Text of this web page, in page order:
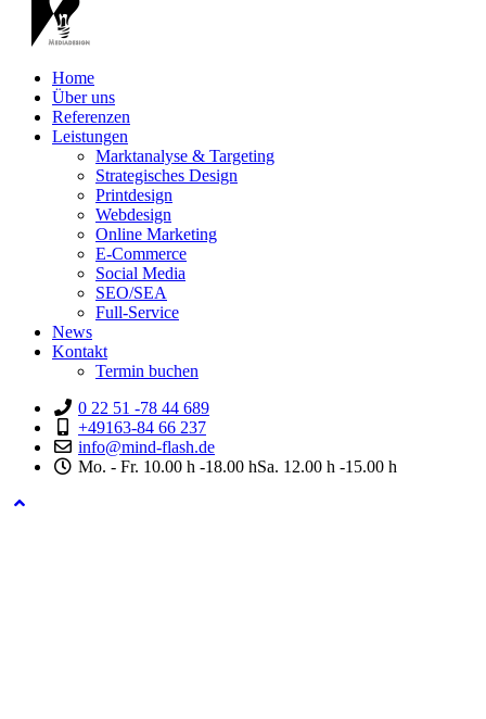
Home
Über uns
Referenzen
Leistungen
Marktanalyse & Targeting
Strategisches Design
Printdesign
Webdesign
Online Marketing
E-Commerce
Social Media
SEO/SEA
Full-Service
News
Kontakt
Termin buchen
0 22 51 -78 44 689
+49163-84 66 237
info@mind-flash.de
Mo. - Fr. 10.00 h -18.00 hSa. 12.00 h -15.00 h